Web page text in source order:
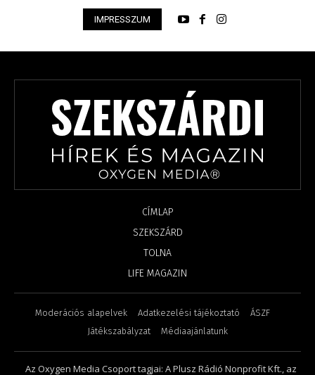
IMPRESSZUM
CÍMLAP
SZEKSZÁRD
TOLNA
LIFE MAGAZIN
Moderációs alapelvek Adatkezelési tájékoztató
ÁSZF
Játékszabályzat
Médiaajánlatunk
Az Oxygen Media Csoport tagjai: A Plusz Rádió Nonprofit Kft., az